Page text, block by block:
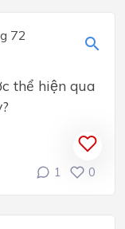
72
thể hiện qua
1 0